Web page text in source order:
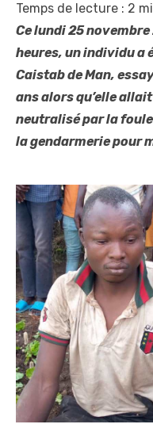
Temps de lecture : 2
Ce lundi 25
heures, un individu a
Caistab de Man,
ans alors qu’elle
neutralisé par la
la gendarmerie pour